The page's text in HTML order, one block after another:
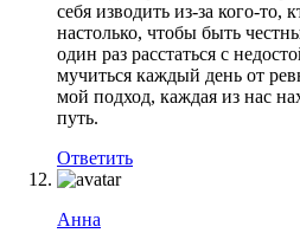
себя изводить из-за кого-то,
настолько, чтобы быть
один раз расстаться с
мучиться каждый день от
мой подход, каждая из нас
путь.
Ответить
Анна